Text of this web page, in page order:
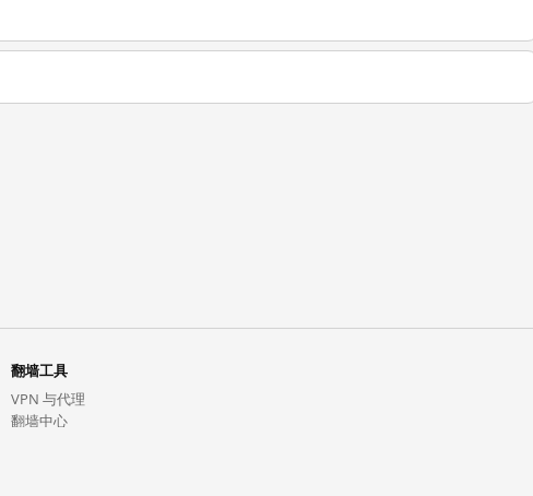
翻墙工具
VPN 与代理
翻墙中心